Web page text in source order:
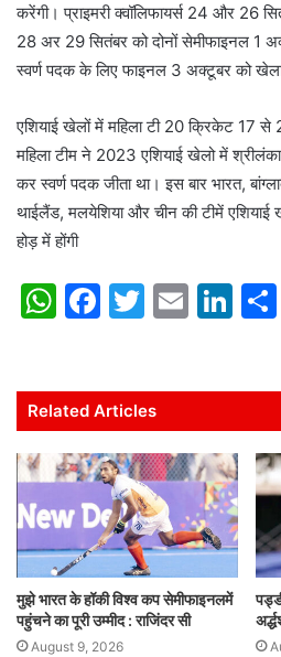
करेंगी। प्राइमरी क्वॉलिफायर्स 24 और 26
28 अर 29 सितंबर को दोनों सेमीफाइनल 1
स्वर्ण पदक के लिए फाइनल 3 अक्टूबर को खेला
एशियाई खेलों में महिला टी 20 क्रिकेट 17 से
महिला टीम ने 2023 एशियाई खेलो में
कर स्वर्ण पदक जीता था। इस बार भारत,
थाईलैंड, मलयेशिया और चीन की टीमें एशियाई
होड़ में होंगी
W
s
A
p
p
F
e
b
o
o
k
T
er
E
l
Li
e
dI
n
Related Articles
मुझे भारत के हॉकी विश्व कप सेमीफाइनलमें
पहुंचने का पूरी उम्मीद : राजिंदर सी
August 9, 2026